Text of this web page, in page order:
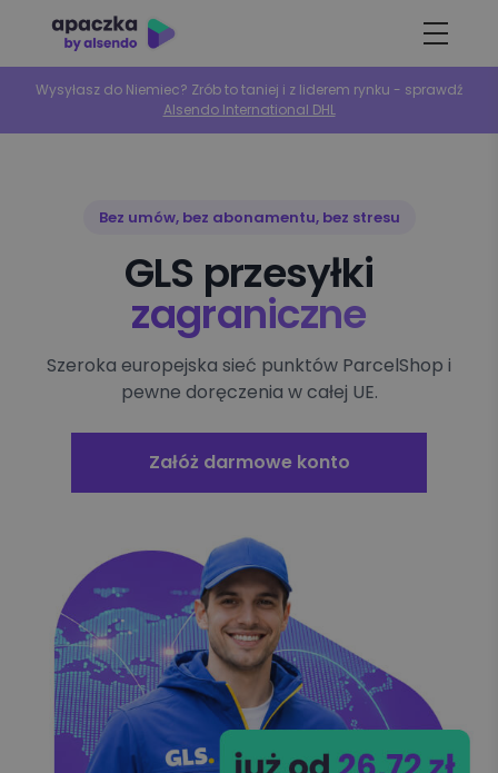
Wysyłasz do Niemiec? Zrób to taniej i z liderem rynku - sprawdź
Alsendo International DHL
Bez umów, bez abonamentu, bez stresu
GLS przesyłki
zagraniczne
Szeroka europejska sieć punktów ParcelShop i
pewne doręczenia w całej UE.
Załóż darmowe konto